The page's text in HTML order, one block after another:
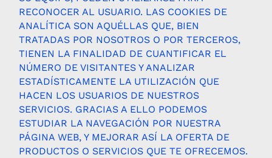
RECONOCER AL USUARIO. LAS COOKIES DE
ANALÍTICA SON AQUÉLLAS QUE, BIEN
TRATADAS POR NOSOTROS O POR TERCEROS,
TIENEN LA FINALIDAD DE CUANTIFICAR EL
NÚMERO DE VISITANTES Y ANALIZAR
ESTADÍSTICAMENTE LA UTILIZACIÓN QUE
HACEN LOS USUARIOS DE NUESTROS
SERVICIOS. GRACIAS A ELLO PODEMOS
ESTUDIAR LA NAVEGACIÓN POR NUESTRA
PÁGINA WEB, Y MEJORAR ASÍ LA OFERTA DE
PRODUCTOS O SERVICIOS QUE TE OFRECEMOS.